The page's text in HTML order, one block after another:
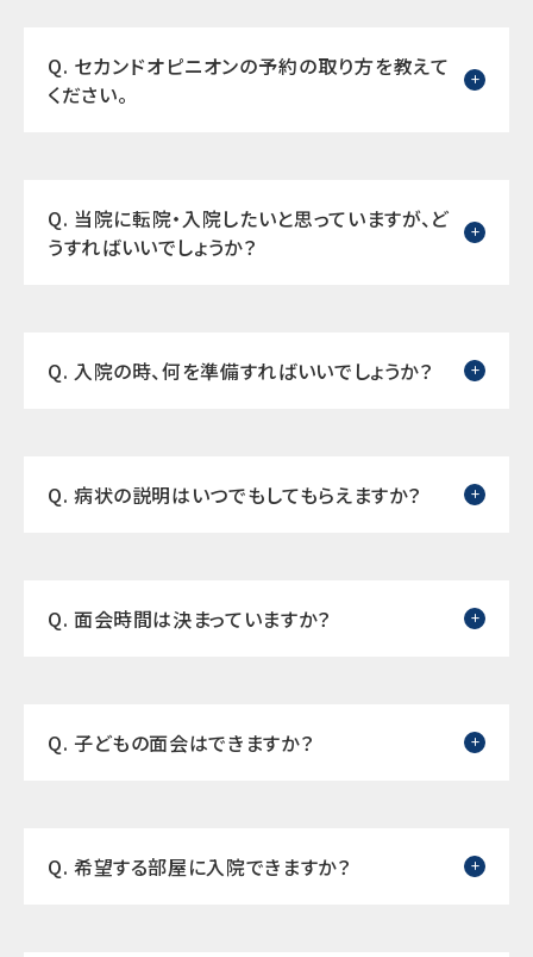
Q. セカンドオピニオンの予約の取り方を教えて
ください。
Q. 当院に転院・入院したいと思っていますが、ど
うすればいいでしょうか？
Q. 入院の時、何を準備すればいいでしょうか？
Q. 病状の説明はいつでもしてもらえますか？
Q. 面会時間は決まっていますか？
Q. 子どもの面会はできますか？
Q. 希望する部屋に入院できますか？